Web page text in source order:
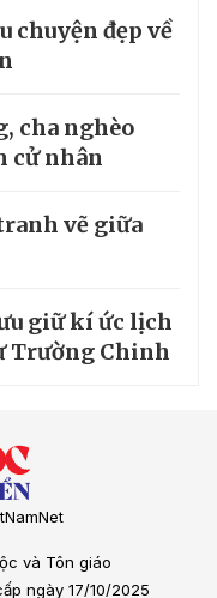
chuyện đẹp về
cha nghèo
cử nhân
vẽ giữa
giữ kí ức lịch
Trường Chinh
và Tôn giáo
ngày 17/10/2025